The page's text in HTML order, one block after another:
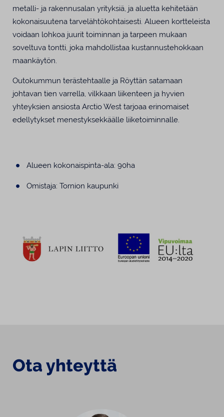
metalli- ja rakennusalan yrityksiä, ja aluetta kehitetään
kokonaisuutena tarvelähtökohtaisesti. Alueen kortteleista
voidaan lohkoa juurit toiminnan ja tarpeen mukaan
soveltuva tontti, joka mahdollistaa kustannustehokkaan
maankäytön.
Outokummun terästehtaalle ja Röyttän satamaan
johtavan tien varrella, vilkkaan liikenteen ja hyvien
yhteyksien ansiosta Arctio West tarjoaa erinomaiset
edellytykset menestyksekkäälle liiketoiminnalle.
Alueen kokonaispinta-ala: 90ha
Omistaja: Tornion kaupunki
Ota yhteyttä